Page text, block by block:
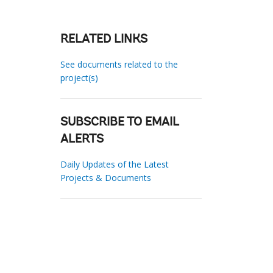
RELATED LINKS
See documents related to the
project(s)
SUBSCRIBE TO EMAIL
ALERTS
Daily Updates of the Latest
Projects & Documents